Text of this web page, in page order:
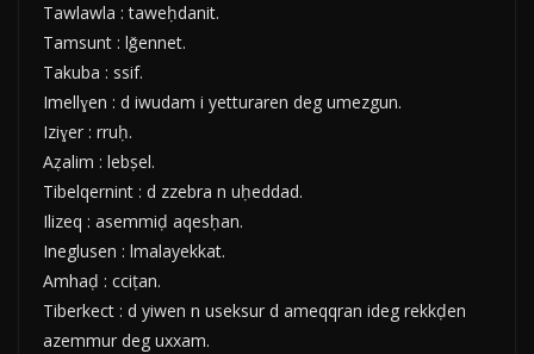
Tawlawla : taweḥdanit.
Tamsunt : lǧennet.
Takuba : ssif.
Imellɣen : d iwudam i yetturaren deg umezgun.
Iziɣer : rruḥ.
Aẓalim : lebṣel.
Tibelqernint : d zzebra n uḥeddad.
Ilizeq : asemmiḍ aqesḥan.
Ineglusen : lmalayekkat.
Amhaḍ : cciṭan.
Tiberkect : d yiwen n useksur d ameqqran ideg rekkḍen
azemmur deg uxxam.